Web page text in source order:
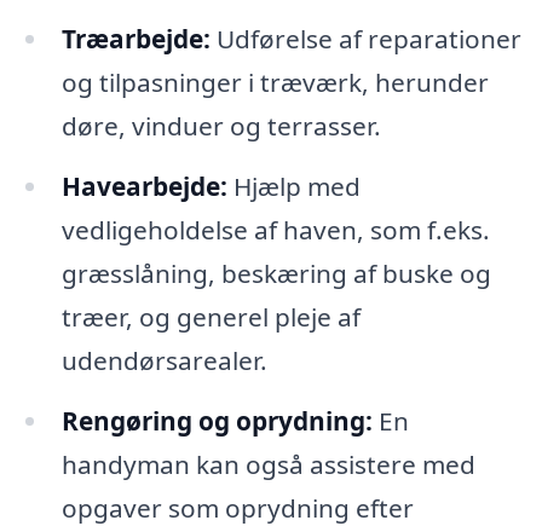
Træarbejde: Udførelse af reparationer
og tilpasninger i træværk, herunder
døre, vinduer og terrasser.
Havearbejde: Hjælp med
vedligeholdelse af haven, som f.eks.
græsslåning, beskæring af buske og
træer, og generel pleje af
udendørsarealer.
Rengøring og oprydning: En
handyman kan også assistere med
opgaver som oprydning efter